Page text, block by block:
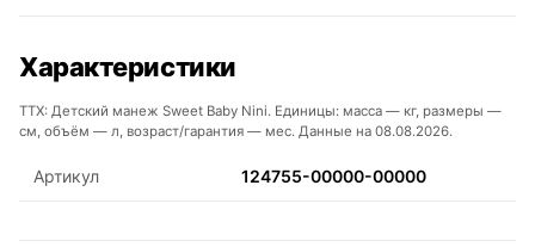
Характеристики
ТТХ: Детский манеж Sweet Baby Nini. Единицы: масса — кг, размеры —
см, объём — л, возраст/гарантия — мес. Данные на 08.08.2026.
Артикул 124755-00000-00000